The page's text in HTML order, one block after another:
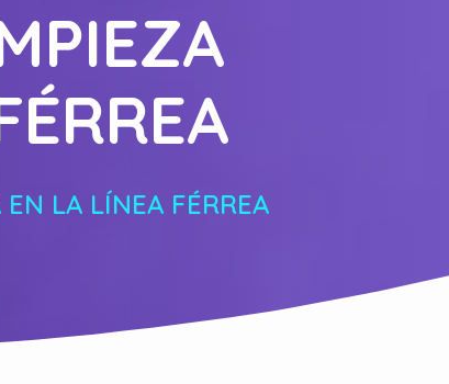
LA LÍNEA FÉRREA